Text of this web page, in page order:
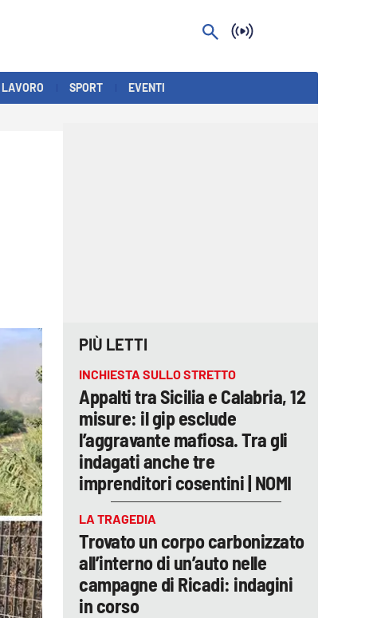
SPORT EVENTI
PIÙ LETTI
INCHIESTA SULLO STRETTO
Appalti tra Sicilia e Calabria, 12
misure: il gip esclude
l’aggravante mafiosa. Tra gli
indagati anche tre
imprenditori cosentini | NOMI
LA TRAGEDIA
Trovato un corpo carbonizzato
all’interno di un’auto nelle
campagne di Ricadi: indagini
in corso